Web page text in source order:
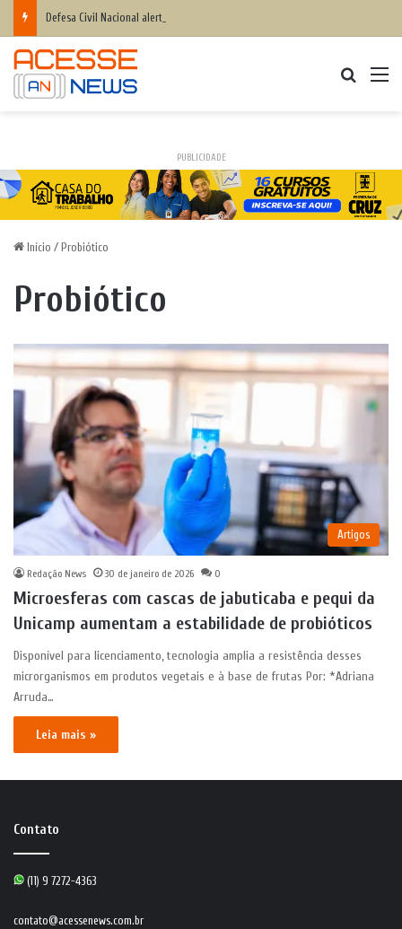
PUBLICIDADE
Início / Probiótico
Probiótico
Artigos
Redação News 30 de janeiro de 2026 0
Microesferas com cascas de jabuticaba e pequi da
Unicamp aumentam a estabilidade de probióticos
Disponível para licenciamento, tecnologia amplia a resistência desses
microrganismos em produtos vegetais e à base de frutas Por: *Adriana
Arruda…
Leia mais »
Contato
(11) 9 7272-4363
contato@acessenews.com.br